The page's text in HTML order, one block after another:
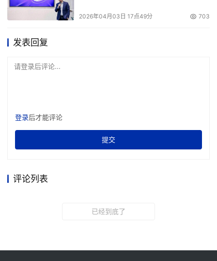
2026年04月03日 17点49分 703
发表回复
请登录后评论...
登录后才能评论
提交
评论列表
已经到底了